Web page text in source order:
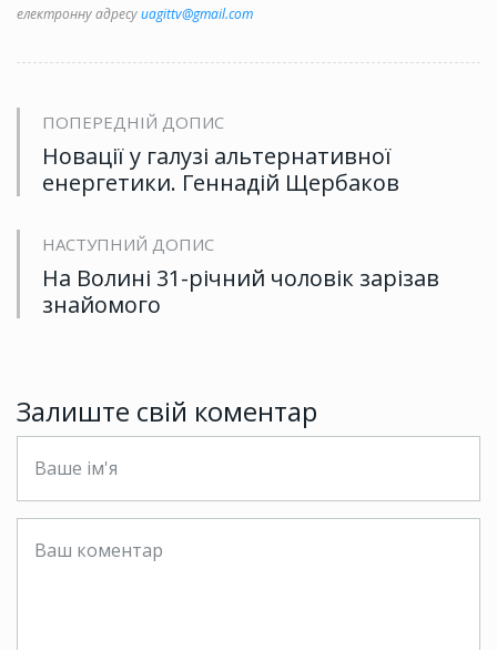
електронну адресуuagittv@gmail.com
ПОПЕРЕДНІЙ ДОПИС
Новації у галузі альтернативної
енергетики. Геннадій Щербаков
НАСТУПНИЙ ДОПИС
На Волині 31-річний чоловік зарізав
знайомого
Залиште свій коментар